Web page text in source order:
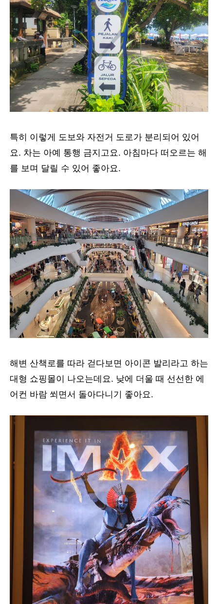
특히 이렇게 도보와 자전거 도로가 분리되어 있어
요. 차는 아예 통행 금지고요. 아침마다 떠오르는 해
를 보며 달릴 수 있어 좋아요.
해변 산책로를 따라 걷다보면 아이콘 발리라고 하는
대형 쇼핑몰이 나오는데요. 낮에 더울 때 선선한 에
어컨 바람 쐬면서 돌아다니기 좋아요.